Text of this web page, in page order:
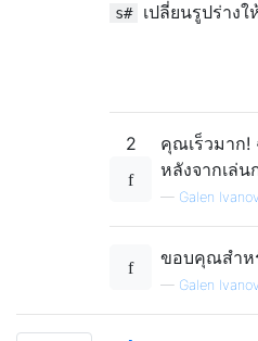
s# เปลี่ยนรูปร่างใ
2
คุณเร็วมาก
หลังจากเล่น
— Galen Ivanov
ขอบคุณสำห
— Galen Ivanov